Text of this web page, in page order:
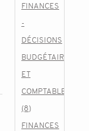
FINANCES
-
DÉCISIONS
BUDGÉTAIRES
ET
COMPTABLES
(8)
FINANCES